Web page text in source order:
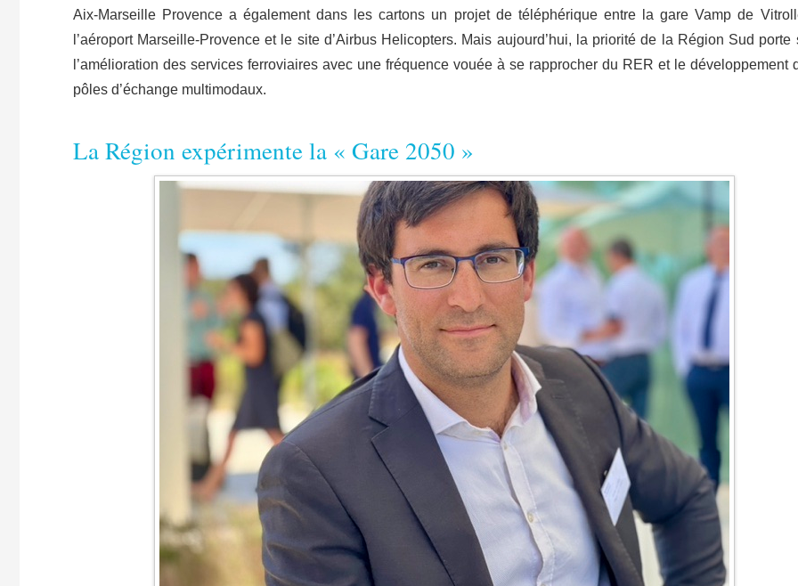
Aix-Marseille Provence a également dans les cartons un projet de téléphérique entre la gare Vamp de
l’aéroport Marseille-Provence et le site d’Airbus Helicopters. Mais aujourd’hui, la priorité de la Région Sud porte
l’amélioration des services ferroviaires avec une fréquence vouée à se rapprocher du RER et le développement
pôles d’échange multimodaux.
​La Région expérimente la « Gare 2050 »